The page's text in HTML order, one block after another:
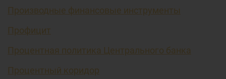
Производные финансовые инструменты
Профицит
Процентная политика Центрального банка
Процентный коридор